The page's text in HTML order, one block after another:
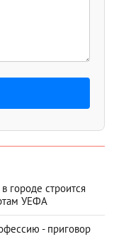
городе строится
УЕФА
- приговор